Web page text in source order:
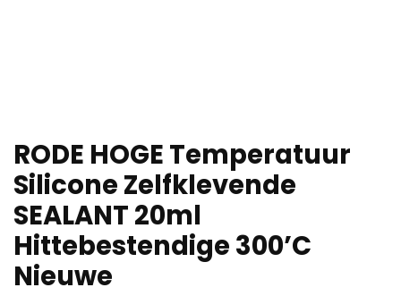
RODE HOGE Temperatuur
Silicone Zelfklevende
SEALANT 20ml
Hittebestendige 300’C
Nieuwe